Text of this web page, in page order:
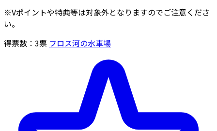
※Vポイントや特典等は対象外となりますのでご注意くださ
い。
得票数： 3票 フロス河の水車場